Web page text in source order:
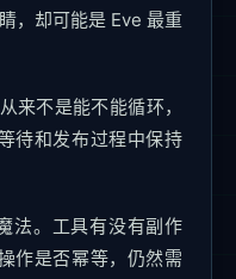
，却可能是 Eve 最重
来不是能不能循环，
待和发布过程中保持
法。工具有没有副作
作是否幂等，仍然需